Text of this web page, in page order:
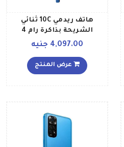
هاتف ريدمي 10C ثنائي
الشريحة بذاكرة رام 4
LTE بلون أزرق محيطي إصدار
4,097.00 جنيه
عرض المنتج